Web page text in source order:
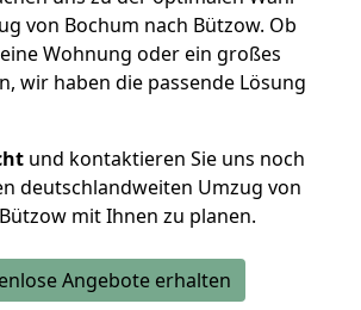
von Bochum nach Bützow. Ob
Wohnung oder ein großes
wir haben die passende Lösung
und kontaktieren Sie uns noch
deutschlandweiten Umzug von
mit Ihnen zu planen.
Angebote erhalten